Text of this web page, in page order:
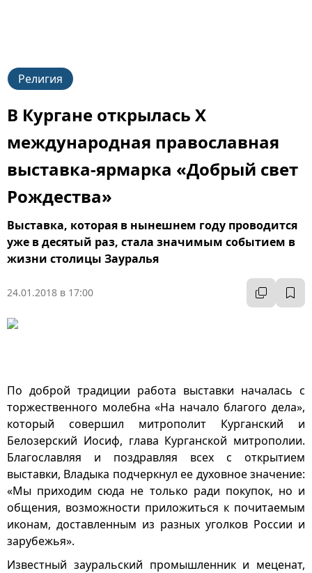
Религия
В Кургане открылась Х
международная православная
выставка-ярмарка «Добрый свет
Рождества»
Выставка, которая в нынешнем году проводится
уже в десятый раз, стала значимым событием в
жизни столицы Зауралья
24.01.2018 в 17:00
По доброй традиции работа выставки началась с
торжественного молебна «На начало благого дела»,
который совершил митрополит Курганский и
Белозерский Иосиф, глава Курганской митрополии.
Благославляя и поздравляя всех с открытием
выставки, Владыка подчеркнул ее духовное значение:
«Мы приходим сюда не только ради покупок, но и
общения, возможности приложиться к почитаемым
иконам, доставленным из разных уголков России и
зарубежья».
Известный зауральский промышленник и меценат,